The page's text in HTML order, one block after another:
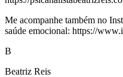
Me acompanhe também no
saúde emocional: https://
B
Beatriz Reis